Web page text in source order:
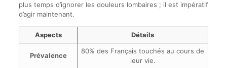
plus temps d’ignorer les douleurs lombaires ; il est impératif
d’agir maintenant.
Aspects Détails
Prévalence
80% des Français touchés au cours de
leur vie.